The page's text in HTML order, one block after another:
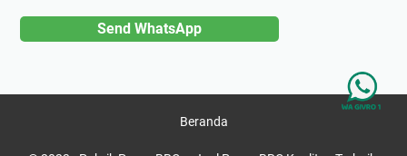
Send WhatsApp
Beranda